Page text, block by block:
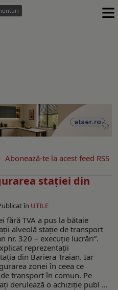
≡
Abonează-te la acest feed RSS
staţiei din
în UTILE
fără TVA a pus la bătaie
alveolă stație de transport
nr. 320 – execuție lucrări”.
reprezentaţii
din Bariera Traian. Iar
zonei în ceea ce
transport în comun. Pe
derulează o achiziţie publ ...